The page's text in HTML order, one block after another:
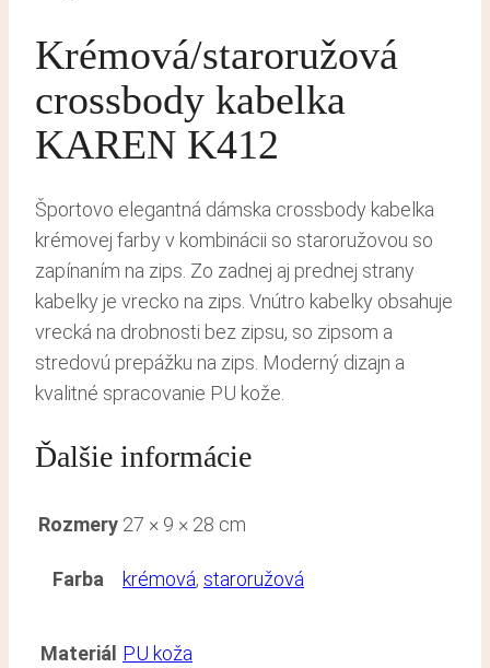
Krémová/staroružová
crossbody kabelka
KAREN K412
Športovo elegantná dámska crossbody kabelka
krémovej farby v kombinácii so staroružovou so
zapínaním na zips. Zo zadnej aj prednej strany
kabelky je vrecko na zips. Vnútro kabelky obsahuje
vrecká na drobnosti bez zipsu, so zipsom a
stredovú prepážku na zips. Moderný dizajn a
kvalitné spracovanie PU kože.
Ďalšie informácie
Rozmery 27 × 9 × 28 cm
Farba krémová, staroružová
Materiál PU koža